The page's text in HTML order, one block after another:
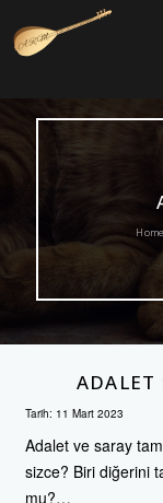
ADALET
Tarih: 11 Mart 2023
Adalet ve saray
sizce? Biri diğerini
mu?…